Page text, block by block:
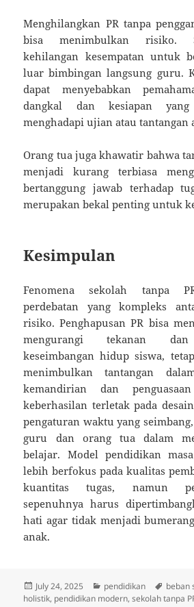
Menghilangkan PR tanpa
bisa menimbulkan risiko.
kehilangan kesempatan untuk
luar bimbingan langsung guru.
dapat menyebabkan
dangkal dan kesiapan
menghadapi ujian atau tantangan
Orang tua juga khawatir bahwa
menjadi kurang terbiasa
bertanggung jawab terhadap
merupakan bekal penting untuk
Kesimpulan
Fenomena sekolah tanpa
perdebatan yang kompleks
risiko. Penghapusan PR bisa
mengurangi tekanan dan
keseimbangan hidup siswa,
menimbulkan tantangan
kemandirian dan
keberhasilan terletak pada
pengaturan waktu yang
guru dan orang tua dalam
belajar. Model pendidikan
lebih berfokus pada kualitas
kuantitas tugas, namun
sepenuhnya harus
hati agar tidak menjadi
anak.
Posted
on
July 24, 2025 Categories
pendidikan Tags
beban
holistik, pendidikan modern,sekolah tanpa